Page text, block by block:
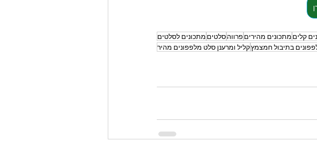
קלים מתכונים מהירים פרווהסלטים מתכונים לסלטים
בתיבול חמצמץקליל ומרענן סלט מלפפונים מהיר